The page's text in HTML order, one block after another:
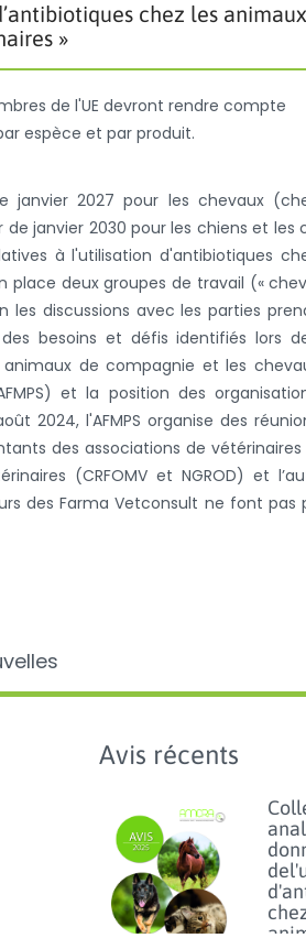
chez les
»
de l'UE devront rendre compte
espèce et par produit.
2027 pour les chevaux
janvier 2030 pour les chiens et les
à l'utilisation d'antibiotiques
place deux groupes de travail («
discussions avec les parties
besoins et défis identifiés lors
de compagnie et les
et la position des
2024, l'AFMPS organise des
des associations de vétérinaires
(CRFOMV et NGROD) et
des Farma Vetconsult ne font pas
Avis récents